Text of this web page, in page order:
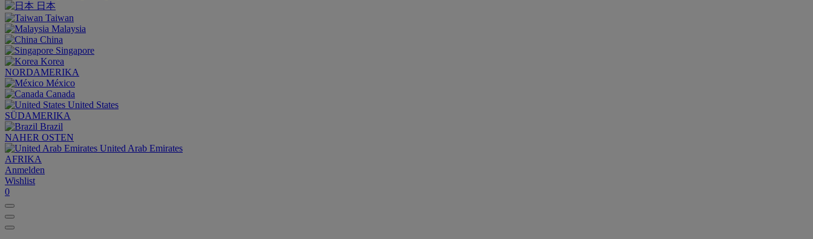
日本
Taiwan
Malaysia
China
Singapore
Korea
NORDAMERIKA
México
Canada
United States
SÜDAMERIKA
Brazil
NAHER OSTEN
United Arab Emirates
AFRIKA
Anmelden
Wishlist
0